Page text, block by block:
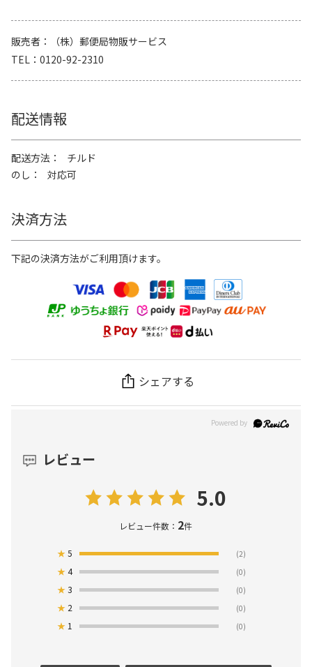
販売者
（株）郵便局物販サービス
TEL
0120-92-2310
配送情報
配送方法
チルド
のし
対応可
決済方法
下記の決済方法がご利用頂けます。
シェアする
レビュー
5.0
レビュー件数： 2件
★5 (2)
★4 (0)
★3 (0)
★ 2 (0)
★ 1 (0)